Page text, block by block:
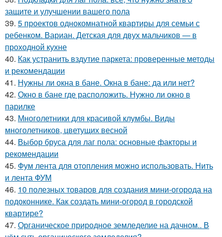
защите и улучшении вашего пола
39. 5 проектов однокомнатной квартиры для семьи с
ребенком. Вариан. Детская для двух мальчиков — в
проходной кухне
40. Как устранить вздутие паркета: проверенные методы
и рекомендации
41. Нужны ли окна в бане. Окна в бане: да или нет?
42. Окно в бане где расположить. Нужно ли окно в
парилке
43. Многолетники для красивой клумбы. Виды
многолетников, цветущих весной
44. Выбор бруса для лаг пола: основные факторы и
рекомендации
45. Фум лента для отопления можно использовать. Нить
и лента ФУМ
46. 10 полезных товаров для создания мини-огорода на
подоконнике. Как создать мини-огород в городской
квартире?
47. Органическое природное земледелие на дачном.. В